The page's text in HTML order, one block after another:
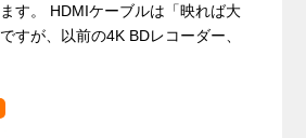
す。 HDMIケーブルは「映れば大
すが、以前の4K BDレコーダー、